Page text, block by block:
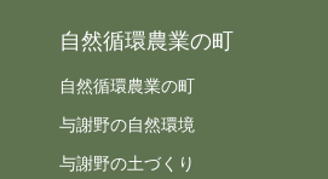
自然循環農業の町
自然循環農業の町
与謝野の自然環境
与謝野の土づくり